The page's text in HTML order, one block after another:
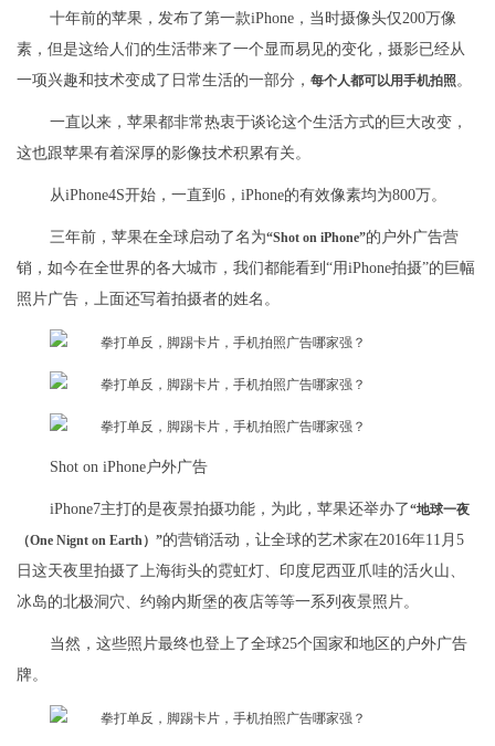
十年前的苹果，发布了第一款iPhone，当时摄像头仅200万像
素，但是这给人们的生活带来了一个显而易见的变化，摄影已经从
一项兴趣和技术变成了日常生活的一部分， 每个人都可以用手机拍照。
一直以来，苹果都非常热衷于谈论这个生活方式的巨大改变，
这也跟苹果有着深厚的影像技术积累有关。
从iPhone4S开始，一直到6，iPhone的有效像素均为800万。
三年前，苹果在全球启动了名为“Shot on iPhone”的户外广告营
销，如今在全世界的各大城市，我们都能看到“用iPhone拍摄”的巨幅
照片广告，上面还写着拍摄者的姓名。
Shot on iPhone户外广告
iPhone7主打的是夜景拍摄功能，为此，苹果还举办了“地球一夜
（One Nignt on Earth）”的营销活动，让全球的艺术家在2016年11月5
日这天夜里拍摄了上海街头的霓虹灯、印度尼西亚爪哇的活火山、
冰岛的北极洞穴、约翰内斯堡的夜店等等一系列夜景照片。
当然，这些照片最终也登上了全球25个国家和地区的户外广告
牌。